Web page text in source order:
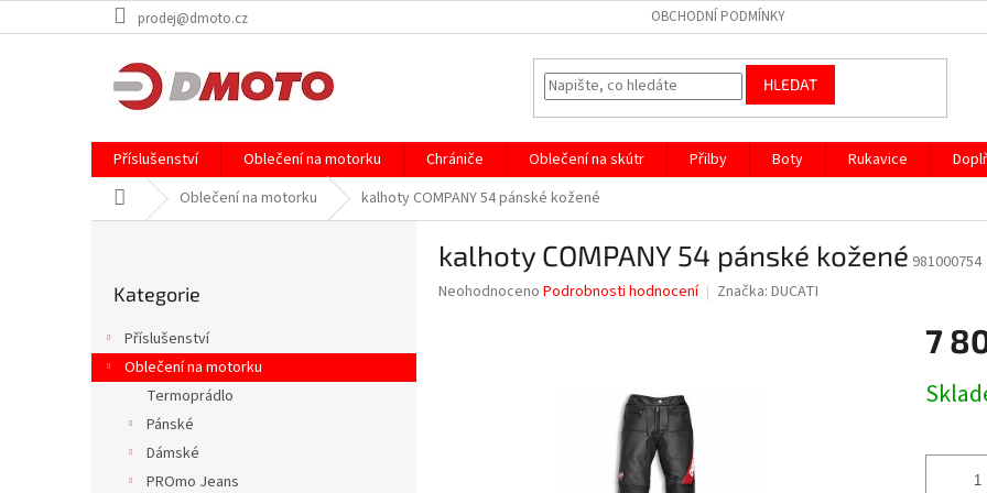
na
prodej@dmoto.cz OBCHODNÍ PODMÍNKY
HLEDAT
Příslušenství Oblečení na motorku Chrániče Oblečení na skútr Přilby Boty Rukavice
Domů Oblečení na motorku kalhoty COMPANY 54 pánské kožené
a
n
kategorie
Kategorie
Příslušenství
Oblečení na motorku
Termoprádlo
Pánské
Dámské
PROmo Jeans
kalhoty COMPANY 54 pánské kožené 981000754
Průměrné
Neohodnoceno Podrobnosti hodnocení Značka: DUCATI
7
cena: